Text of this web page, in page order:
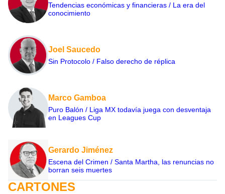
Tendencias económicas y financieras / La era del
conocimiento
Joel Saucedo
Sin Protocolo / Falso derecho de réplica
Marco Gamboa
Puro Balón / Liga MX todavía juega con desventaja
en Leagues Cup
Gerardo Jiménez
Escena del Crimen / Santa Martha, las renuncias no
borran seis muertes
CARTONES